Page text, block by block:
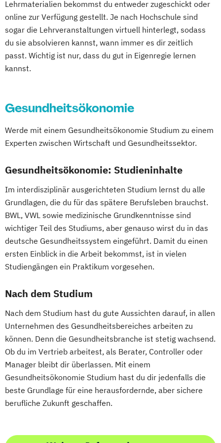
Lehrmaterialien bekommst du entweder zugeschickt oder
online zur Verfügung gestellt. Je nach Hochschule sind
sogar die Lehrveranstaltungen virtuell hinterlegt, sodass
du sie absolvieren kannst, wann immer es dir zeitlich
passt. Wichtig ist nur, dass du gut in Eigenregie lernen
kannst.
Gesundheitsökonomie
Werde mit einem Gesundheitsökonomie Studium zu einem
Experten zwischen Wirtschaft und Gesundheitssektor.
Gesundheitsökonomie: Studieninhalte
Im interdisziplinär ausgerichteten Studium lernst du alle
Grundlagen, die du für das spätere Berufsleben brauchst.
BWL, VWL sowie medizinische Grundkenntnisse sind
wichtiger Teil des Studiums, aber genauso wirst du in das
deutsche Gesundheitssystem eingeführt. Damit du einen
ersten Einblick in die Arbeit bekommst, ist in vielen
Studiengängen ein Praktikum vorgesehen.
Nach dem Studium
Nach dem Studium hast du gute Aussichten darauf, in allen
Unternehmen des Gesundheitsbereiches arbeiten zu
können. Denn die Gesundheitsbranche ist stetig wachsend.
Ob du im Vertrieb arbeitest, als Berater, Controller oder
Manager bleibt dir überlassen. Mit einem
Gesundheitsökonomie Studium hast du dir jedenfalls die
beste Grundlage für eine herausfordernde, aber sichere
berufliche Zukunft geschaffen.